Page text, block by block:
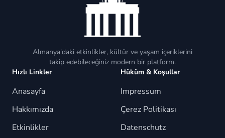
Almanya'daki etkinlikler, kültür ve yaşam içeriklerini
takip edebileceğiniz modern bir platform.
Hızlı Linkler
Anasayfa
Hakkımızda
Etkinlikler
Hüküm & Koşullar
Impressum
Çerez Politikası
Datenschutz